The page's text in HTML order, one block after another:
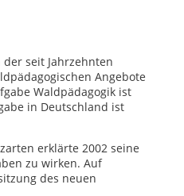
seit Jahrzehnten
Angebote
Waldpädagogik ist
in Deutschland ist
erklärte 2002 seine
zu wirken. Auf
des neuen